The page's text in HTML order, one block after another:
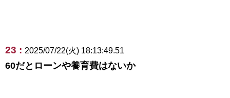
23 : 2025/07/22(火) 18:13:49.51
60だとローンや養育費はないか